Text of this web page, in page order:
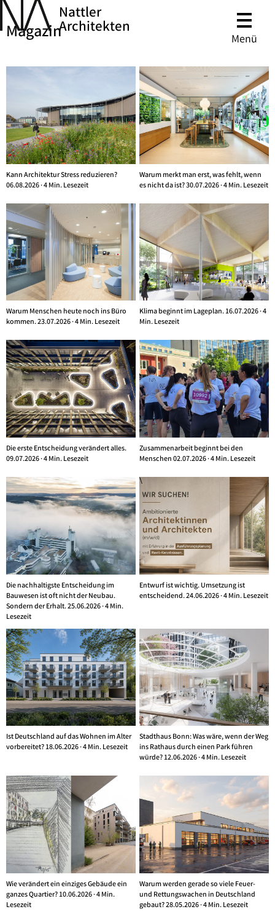
Nattler
Architekten
Menü
Magazin
Kann Architektur Stress reduzieren?
06.08.2026 · 4 Min. Lesezeit
Warum merkt man erst, was fehlt, wenn
es nicht da ist? 30.07.2026 · 4 Min. Lesezeit
Warum Menschen heute noch ins Büro
kommen. 23.07.2026 · 4 Min. Lesezeit
Klima beginnt im Lageplan. 16.07.2026 · 4
Min. Lesezeit
Die erste Entscheidung verändert alles.
09.07.2026 · 4 Min. Lesezeit
Zusammenarbeit beginnt bei den
Menschen 02.07.2026 · 4 Min. Lesezeit
Die nachhaltigste Entscheidung im
Bauwesen ist oft nicht der Neubau.
Sondern der Erhalt. 25.06.2026 · 4 Min.
Lesezeit
Entwurf ist wichtig. Umsetzung ist
entscheidend. 24.06.2026 · 4 Min. Lesezeit
Ist Deutschland auf das Wohnen im Alter
vorbereitet? 18.06.2026 · 4 Min. Lesezeit
Stadthaus Bonn: Was wäre, wenn der Weg
ins Rathaus durch einen Park führen
würde? 12.06.2026 · 4 Min. Lesezeit
Wie verändert ein einziges Gebäude ein
ganzes Quartier? 10.06.2026 · 4 Min.
Lesezeit
Warum werden gerade so viele Feuer-
und Rettungswachen in Deutschland
gebaut? 28.05.2026 · 4 Min. Lesezeit